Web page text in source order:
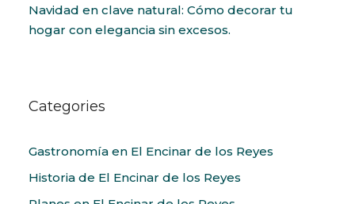
Navidad en clave natural: Cómo decorar tu
hogar con elegancia sin excesos.
Categories
Gastronomía en El Encinar de los Reyes
Historia de El Encinar de los Reyes